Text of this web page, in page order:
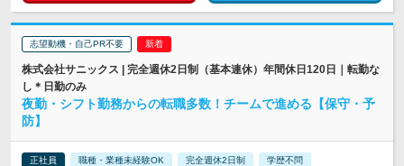
志望動機・自己PR不要
株式会社サニックス | 完全週休2日制（基本連休）年間休日120日｜転勤な
し＊日勤のみ
夜勤・シフト勤務からの転職多数！チームで進める【保守・予
防】
正社員 職種・業種未経験OK 完全週休2日制 学歴不問